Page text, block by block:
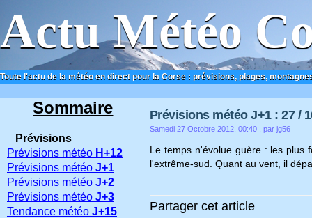
Actu Météo
Toute l'actu de la météo en direct pour la Corse : prévisions, plages,
ACCUEIL CONTACT
Prévisions météo J+1 : 27 /
Samedi 27 Octobre 2012, 00:40 , par jg56
Le temps n'évolue guère : les plus
l'extrême-sud. Quant au vent, il
Partager cet article
Sommaire
Prévisions
Prévisions météo H+12
Prévisions météo J+1
Prévisions météo J+2
Prévisions météo J+3
Tendance météo J+15